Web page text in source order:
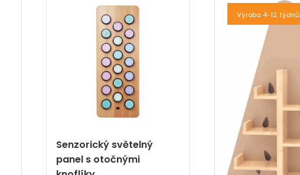
Senzorický světelný
panel s otočnými
Výroba 4-12. týdnů